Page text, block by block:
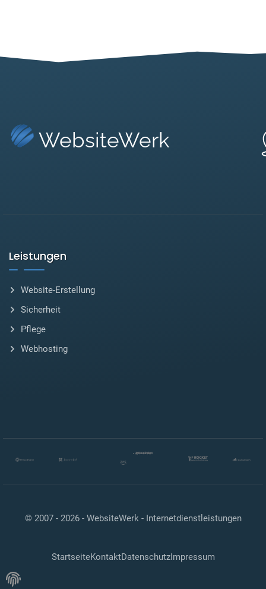
WebsiteWerk
Leistungen
Website-Erstellung
Sicherheit
Pflege
Webhosting
© 2007 - 2026 - WebsiteWerk - Internetdienstleistungen
StartseiteKontaktDatenschutzImpressum